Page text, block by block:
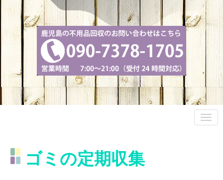
ゴミの定期収集